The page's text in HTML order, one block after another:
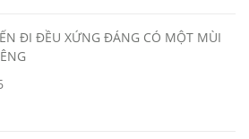
ĐI ĐỀU XỨNG ĐÁNG CÓ MỘT MÙI